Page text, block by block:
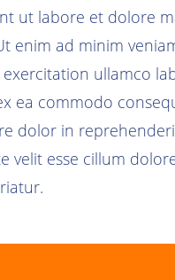
ut labore et dolore
enim ad minim
ullamco
ea commodo
dolor in
velit esse cillum